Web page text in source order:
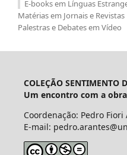
E-books em Línguas
Matérias em Jornais e Revistas
Palestras e Debates em Vídeo
COLEÇÃO SENTIMENTO
Um encontro com a
Coordenação: Pedro Fiori
E-mail: